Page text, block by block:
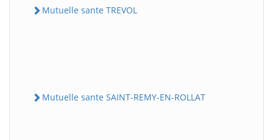
Mutuelle sante TREVOL
Mutuelle sante SAINT-REMY-EN-ROLLAT